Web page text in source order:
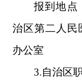
报到地点
治区第二人民
办公室
3.自治区